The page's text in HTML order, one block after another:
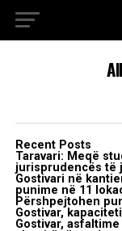
Recent Posts
Taravari: Meqë
jurisprudencës të
Gostivari në
punime në 11
Përshpejtohen
Gostivar,
Gostivar,